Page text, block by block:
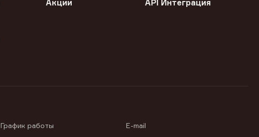
Акции API Интеграция
График работы E-mail